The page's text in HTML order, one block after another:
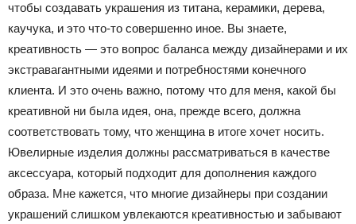
чтобы создавать украшения из титана, керамики, дерева,
каучука, и это что-то совершенно иное. Вы знаете,
креативность — это вопрос баланса между дизайнерами и их
экстравагантными идеями и потребностями конечного
клиента. И это очень важно, потому что для меня, какой бы
креативной ни была идея, она, прежде всего, должна
соответствовать тому, что женщина в итоге хочет носить.
Ювелирные изделия должны рассматриваться в качестве
аксессуара, который подходит для дополнения каждого
образа. Мне кажется, что многие дизайнеры при создании
украшений слишком увлекаются креативностью и забывают